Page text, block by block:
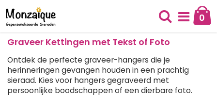
naar
de
inhoud
Cart
0
Zoek
Graveer Kettingen met Tekst of Foto
Ontdek de perfecte graveer-hangers die je
herinneringen gevangen houden in een prachtig
sieraad. Kies voor hangers gegraveerd met
persoonlijke boodschappen of een dierbare foto.